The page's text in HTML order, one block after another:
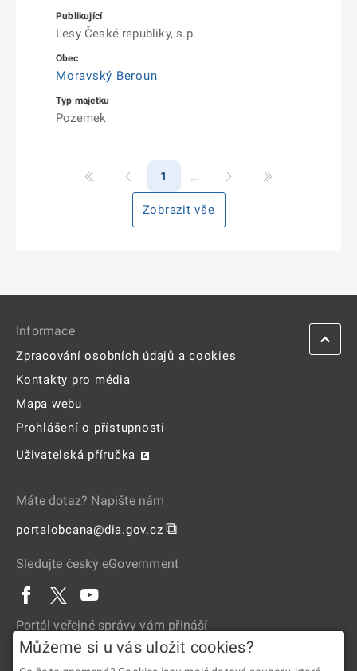
Lesy České republiky, s.p.
Moravský Beroun
Pozemek
Zobrazit vše
1
Informace
Zpracování osobních údajů a cookies
Kontakty pro média
Mapa webu
Prohlášení o přístupnosti
Uživatelská příručka
Máte dotaz? Napište nám
portalobcana@dia.gov.cz ⧉
Sledujte český eGovernment
Portál veřejné správy vám přináší
Můžeme si u vás uložit cookies?